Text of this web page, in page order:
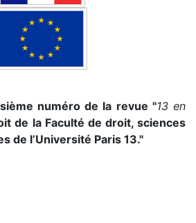
numéro de la revue "13 en
de la Faculté de droit, sciences
de l’Université Paris 13."